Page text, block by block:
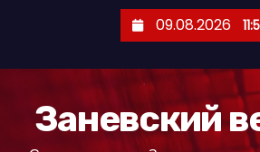
09.08.2026
Заневский